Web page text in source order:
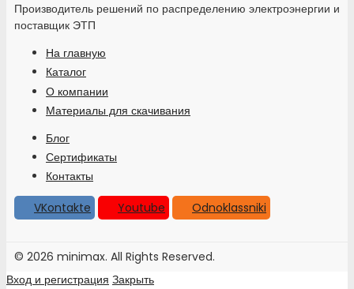
Производитель решений по распределению электроэнергии и
поставщик ЭТП
На главную
Каталог
О компании
Материалы для скачивания
Блог
Сертификаты
Контакты
VKontakte
Youtube Odnoklassniki
© 2026 minimax. All Rights Reserved.
Вход и регистрация Закрыть